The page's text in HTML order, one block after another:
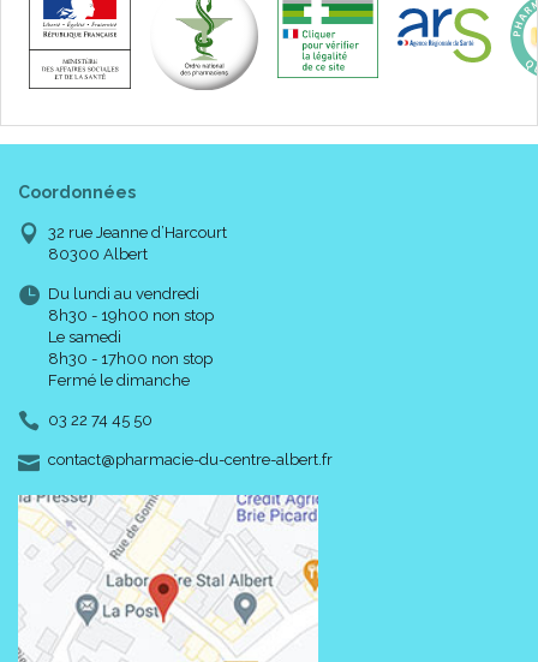
Coordonnées
32 rue Jeanne d’Harcourt
80300 Albert
Du lundi au vendredi
8h30 - 19h00 non stop
Le samedi
8h30 - 17h00 non stop
Fermé le dimanche
03 22 74 45 50
contact-
@-
pharmacie-du-centre-albert.fr